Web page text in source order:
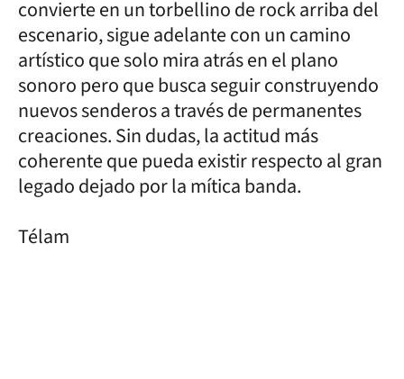
convierte en un torbellino de rock arriba del
escenario, sigue adelante con un camino
artístico que solo mira atrás en el plano
sonoro pero que busca seguir construyendo
nuevos senderos a través de permanentes
creaciones. Sin dudas, la actitud más
coherente que pueda existir respecto al gran
legado dejado por la mítica banda.
Télam